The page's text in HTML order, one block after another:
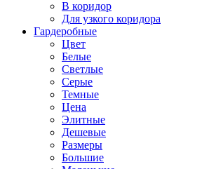
В коридор
Для узкого коридора
Гардеробные
Цвет
Белые
Светлые
Серые
Темные
Цена
Элитные
Дешевые
Размеры
Большие